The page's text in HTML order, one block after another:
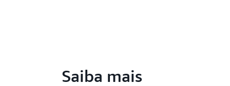
Saiba mais